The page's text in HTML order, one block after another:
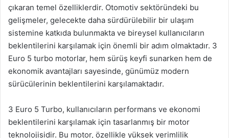
çıkaran temel özelliklerdir. Otomotiv sektöründeki bu
gelişmeler, gelecekte daha sürdürülebilir bir ulaşım
sistemine katkıda bulunmakta ve bireysel kullanıcıların
beklentilerini karşılamak için önemli bir adım olmaktadır. 3
Euro 5 turbo motorlar, hem sürüş keyfi sunarken hem de
ekonomik avantajları sayesinde, günümüz modern
sürücülerinin beklentilerini karşılamaktadır.
3 Euro 5 Turbo, kullanıcıların performans ve ekonomi
beklentilerini karşılamak için tasarlanmış bir motor
teknolojisidir. Bu motor, özellikle yüksek verimlilik